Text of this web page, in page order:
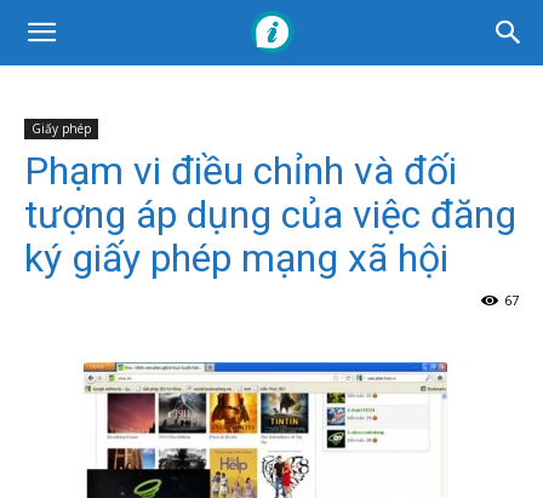
Giấy phép
Phạm vi điều chỉnh và đối
tượng áp dụng của việc đăng
ký giấy phép mạng xã hội
67